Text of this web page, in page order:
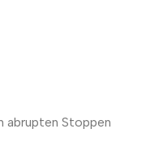
abrupten Stoppen